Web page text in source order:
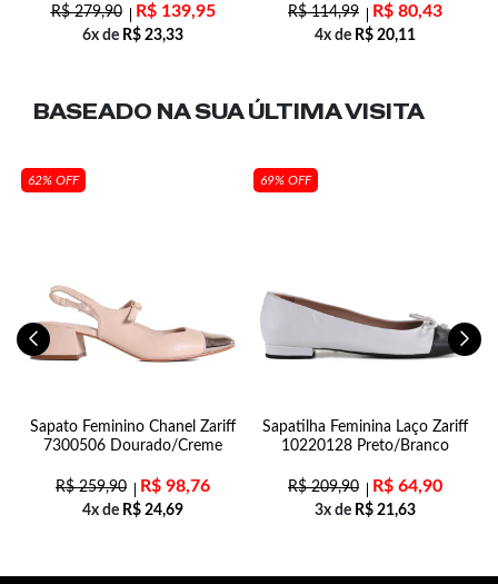
R$279,90 R$139,95
6x de R$ 23,33
R$114,99 R$ 80,43
4x de R$ 20,11
BASEADO NA SUAÚLTIMA VISITA
62% OFF
Sapato Feminino Chanel Zariff
7300506 Dourado/Creme
R$259,90 R$ 98,76
4x de R$ 24,69
69% OFF
Sapatilha Feminina Laço Zariff
10220128 Preto/Branco
R$209,90 R$ 64,90
3x de R$ 21,63